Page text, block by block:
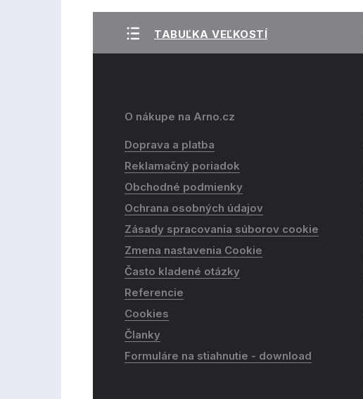
TABUĽKA VEĽKOSTÍ
O nákupe na Arno.cz
Doprava a platba
Reklamačný poriadok
Obchodné podmienky
Ochrana osobných údajov
Zásady spracovania súborov cookie
Zmena nastavenia Cookie
Často kladené otázky
Referencie
Cookies
Članky
Formuláre na stiahnutie - download​